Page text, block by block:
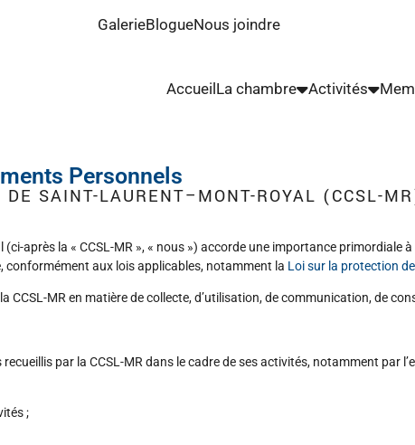
GalerieBlogueNous joindre
Accueil La chambre Activités
Personnels
SAINT-LAURENT–MONT-ROYAL (CCSL-
après la « CCSL-MR », « nous ») accorde une importance primordiale
aux lois applicables, notamment la Loi sur la protection
CCSL-MR en matière decollecte, d’utilisation, de communication, de
par la CCSL-MR dans le cadre de ses activités, notamment par
;